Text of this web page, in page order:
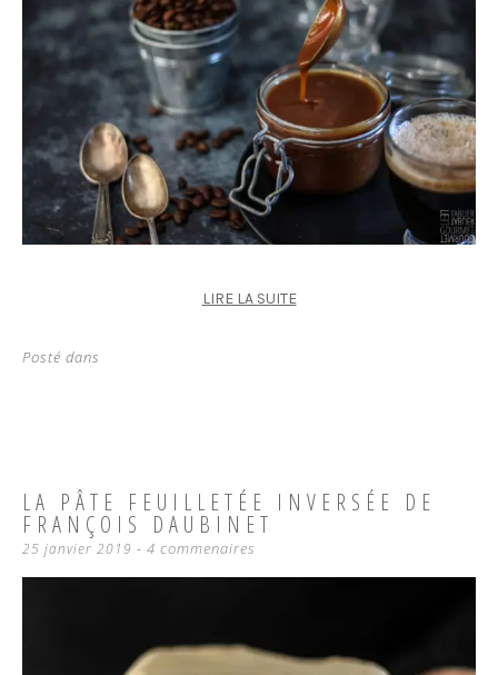
LIRE LA SUITE
Posté dans
LA PÂTE FEUILLETÉE INVERSÉE DE
FRANÇOIS DAUBINET
25 janvier 2019 4 commenaires